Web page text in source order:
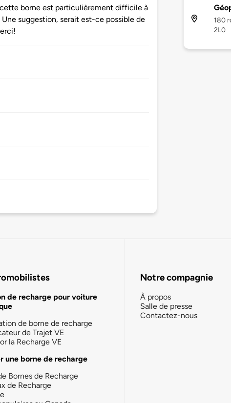
borne est particulièrement difficile à
suggestion, serait est-ce possible de
180
2L0
de recharge pour voiture
de borne de recharge
de Trajet VE
la Recharge VE
une borne de recharge
Bornes de Recharge
de Recharge
Notre compagnie
À propos
Salle de presse
Contactez-nous